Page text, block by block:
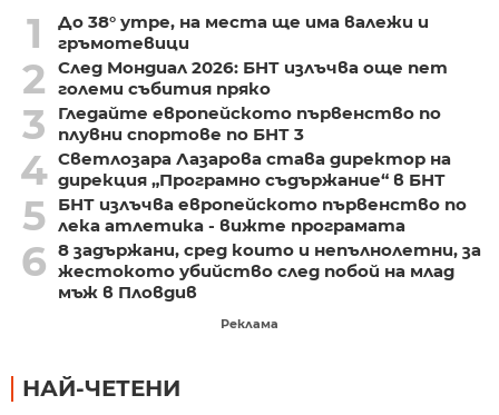
1
До 38° утре, на места ще има валежи и
гръмотевици
2
След Мондиал 2026: БНТ излъчва още пет
големи събития пряко
3
Гледайте европейското първенство по
плувни спортове по БНТ 3
4 Светлозара Лазарова става директор на
дирекция „Програмно съдържание“ в БНТ
5
БНТ излъчва европейското първенство по
лека атлетика - вижте програмата
6 8 задържани, сред които и непълнолетни, за
жестокото убийство след побой на млад
мъж в Пловдив
Реклама
НАЙ-ЧЕТЕНИ